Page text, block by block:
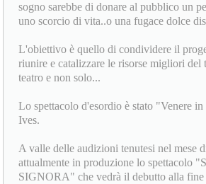
sogno sarebbe di donare al pubblico un
uno scorcio di vita..o una fugace dolce
L'obiettivo è quello di condividere il
riunire e catalizzare le risorse migliori del
teatro e non solo...
Lo spettacolo d'esordio è stato "Venere
Ives.
A valle delle audizioni tenutesi nel mese
attualmente in produzione lo spettacolo
SIGNORA" che vedrà il debutto alla fine